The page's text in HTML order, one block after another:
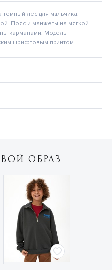
тёмный лес для мальчика.
Пояс и манжеты на мягкой
карманами. Модель
шрифтовым принтом.
ОБРАЗ